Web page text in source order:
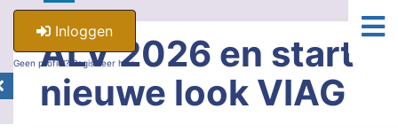
Inloggen
Geen profiel? Registreer hier.
ALV 2026 en start
nieuwe look VIAG